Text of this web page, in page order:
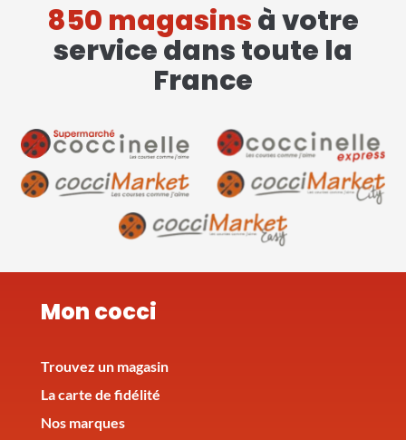
850 magasinsà votre
service dans toute la
France
Mon cocci
Trouvez un magasin
La carte de fidélité
Nos marques